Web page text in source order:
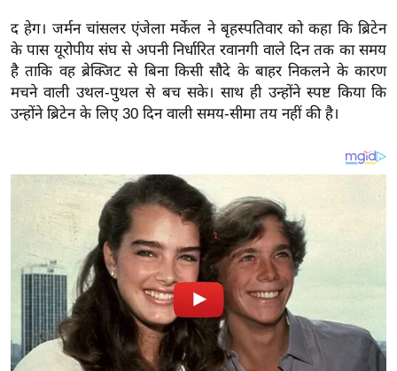
शे
ष
ज्ञ
रा
य
ज
ट
ल
क्रि
के
I
द हेग। जर्मन चांसलर एंजेला मर्केल ने बृहस्पतिवार को कहा कि ब्रिटेन
के पास यूरोपीय संघ से अपनी निर्धारित रवानगी वाले दिन तक का समय
है ताकि वह ब्रेक्जिट से बिना किसी सौदे के बाहर निकलने के कारण
मचने वाली उथल-पुथल से बच सके। साथ ही उन्होंने स्पष्ट किया कि
उन्होंने ब्रिटेन के लिए 30 दिन वाली समय-सीमा तय नहीं की है।